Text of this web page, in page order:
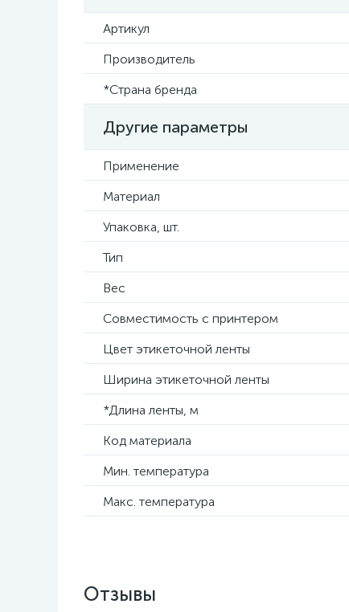
Артикул
Производитель
*Страна бренда
Другие параметры
Применение
Материал
Упаковка, шт.
Тип
Вес
Совместимость с принтером
Цвет этикеточной ленты
Ширина этикеточной ленты
*Длина ленты, м
Код материала
Мин. температура
Макс. температура
Отзывы